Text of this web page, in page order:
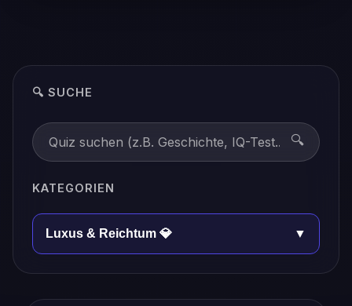
🔍 SUCHE
🔍
KATEGORIEN
Luxus & Reichtum 💎 ▼